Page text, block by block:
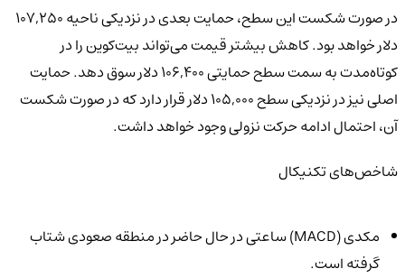
در صورت شکست این سطح، حمایت بعدی در نزدیکی ناحیه ۱۰۷,۲۵۰
دلار خواهد بود. کاهش بیشتر قیمت می‌تواند بیت‌کوین را در
کوتاه‌مدت به سمت سطح حمایتی ۱۰۶,۴۰۰ دلار سوق دهد. حمایت
اصلی نیز در نزدیکی سطح ۱۰۵,۰۰۰ دلار قرار دارد که در صورت شکست
آن، احتمال ادامه حرکت نزولی وجود خواهد داشت.
شاخص‌های تکنیکال
مکدی (MACD) ساعتی در حال حاضر در منطقه صعودی شتاب
گرفته است.